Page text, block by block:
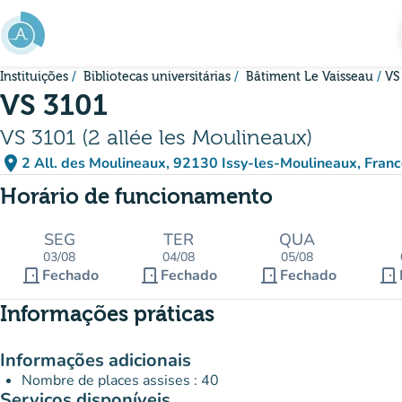
Ir para o conteúdo principal
Instituições Bibliotecas universitárias Bâtiment Le Vaisseau
VS 3101
VS 3101 (2 allée les Moulineaux)
place 2 All. des Moulineaux, 92130 Issy-les-Moulineaux,
(abrir no Google Maps)
(novo separador)
Horário de funcionamento
SEG
03/08
door_front Fechado
TER
04/08
door_front Fechado
QUA
05/08
door_front Fechado door_front
Informações práticas
Informações adicionais
Nombre de places assises : 40